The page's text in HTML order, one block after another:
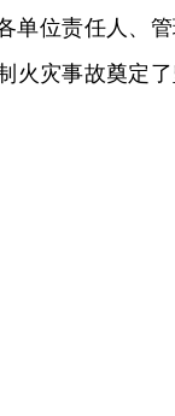
单位责任人、
火灾事故奠定